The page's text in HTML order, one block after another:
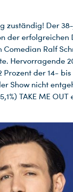
zuständig! Der
der erfolgreichen
Ralf
Hervorragende
Prozent der 14-
Show nicht
TAKE ME OUT